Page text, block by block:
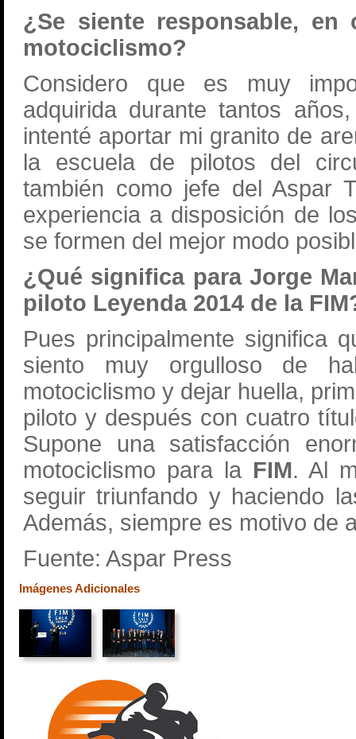
¿Se siente responsable,
motociclismo?
Considero que es muy
adquirida durante tantos
intenté aportar mi granito de
la escuela de pilotos del
también como jefe del Aspar
experiencia a disposición de
se formen del mejor modo
¿Qué significa para Jorge
piloto Leyenda 2014 de la
Pues principalmente significa
siento muy orgulloso de
motociclismo y dejar huella,
piloto y después con cuatro
Supone una satisfacción
motociclismo para la FIM. Al
seguir triunfando y haciendo
Además, siempre es motivo de
Fuente: Aspar Press
Imágenes Adicionales